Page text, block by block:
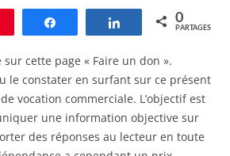
Partagez 0
PARTAGES
cette page « Faire un don ».
le constater en surfant sur ce présent
vocation commerciale. L’objectif est
une information objective sur
des réponses au lecteur en toute